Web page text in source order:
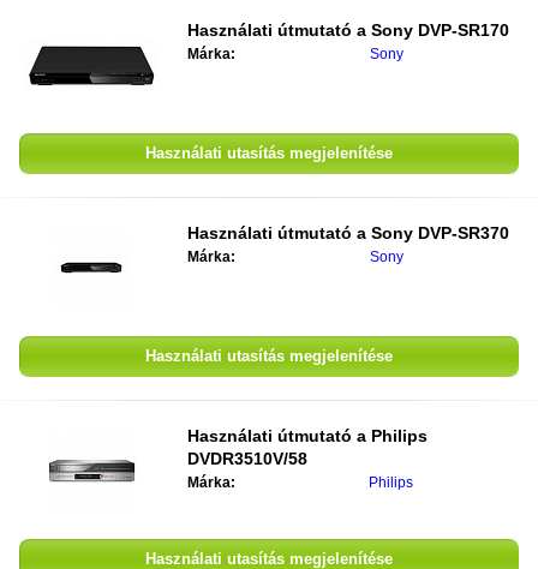
Használati útmutató a Sony DVP-SR170
Márka: Sony
Használati utasítás megjelenítése
Használati útmutató a Sony DVP-SR370
Márka: Sony
Használati utasítás megjelenítése
Használati útmutató a Philips
DVDR3510V/58
Márka: Philips
Használati utasítás megjelenítése